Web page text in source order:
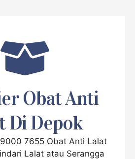
Obat Anti
Di Depok
7655 Obat Anti Lalat
Lalat atau Serangga